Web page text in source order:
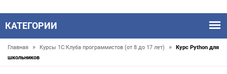
КАТЕГОРИИ
Главная » Курсы 1С:Клуба программистов (от 8 до 17 лет) »
Курс Python для
школьников